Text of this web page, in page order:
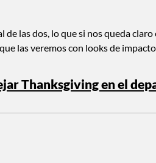
las dos, lo que si nos queda claro
las veremos con looks de
Thanksgiving en el